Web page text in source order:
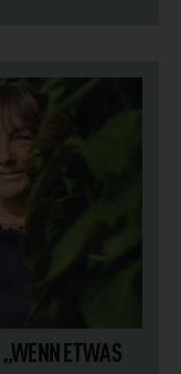
ETWAS